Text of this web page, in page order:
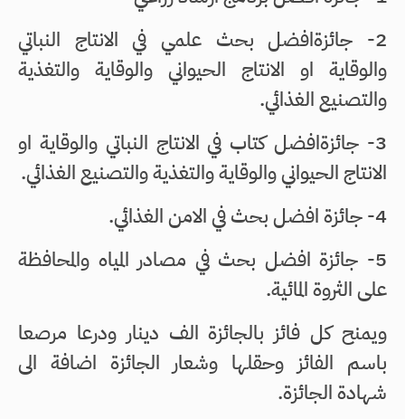
2- جائزةافضل بحث علمي في الانتاج النباتي
والوقاية او الانتاج الحيواني والوقاية والتغذية
والتصنيع الغذائي.
3- جائزةافضل كتاب في الانتاج النباتي والوقاية او
الانتاج الحيواني والوقاية والتغذية والتصنيع الغذائي.
4- جائزة افضل بحث في الامن الغذائي.
5- جائزة افضل بحث في مصادر المياه والمحافظة
على الثروة المائية.
ويمنح كل فائز بالجائزة الف دينار ودرعا مرصعا
باسم الفائز وحقلها وشعار الجائزة اضافة الى
شهادة الجائزة.